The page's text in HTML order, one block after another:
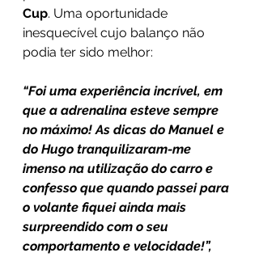
Cup. Uma oportunidade
inesquecível cujo balanço não
podia ter sido melhor:
“Foi uma experiência incrível, em
que a adrenalina esteve sempre
no máximo! As dicas do Manuel e
do Hugo tranquilizaram-me
imenso na utilização do carro e
confesso que quando passei para
o volante fiquei ainda mais
surpreendido com o seu
comportamento e velocidade!”,